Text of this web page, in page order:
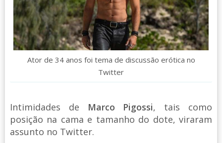
Ator de 34 anos foi tema de discussão erótica no
Twitter
Intimidades de Marco Pigossi, tais como
posição na cama e tamanho do dote, viraram
assunto no Twitter.